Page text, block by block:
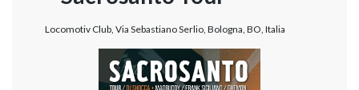
Locomotiv Club, Via Sebastiano Serlio, Bologna, BO, Italia